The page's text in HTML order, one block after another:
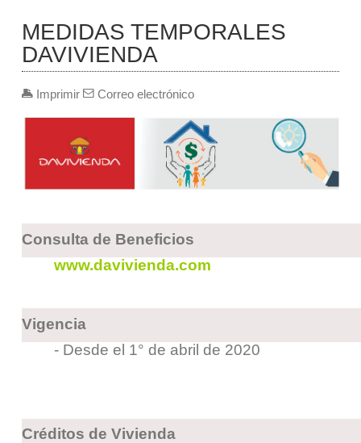
MEDIDAS TEMPORALES
DAVIVIENDA
Imprimir Correo electrónico
Consulta de Beneficios
www.davivienda.com
Vigencia
- Desde el 1° de abril de 2020
Créditos de Vivienda